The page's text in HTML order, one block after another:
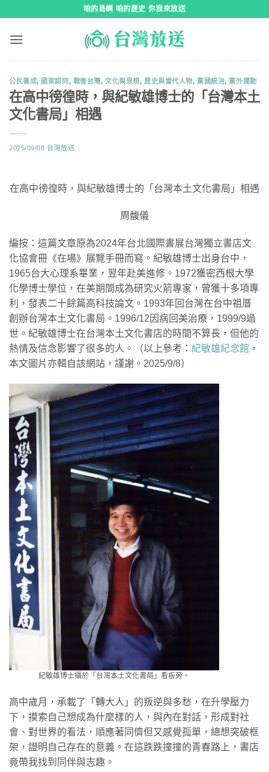
咱的島嶼 咱的歷史 你我來放送
公民養成, 國家認同, 戰後台灣,文化與思想, 歷史與當代人物,黨國統治,黨外運動
在高中徬徨時，與紀敏雄博士的「台灣本土
文化書局」相遇
2025/09/08 台灣放送
在高中徬徨時，與紀敏雄博士的「台灣本土文化書局」相遇
周馥儀
編按：這篇文章原為2024年台北國際書展台灣獨立書店文
化協會冊《在場》展覽手冊而寫。紀敏雄博士出身台中，
1965台大心理系畢業，翌年赴美進修。1972獲密西根大學
化學博士學位，在美期間成為研究火箭專家，曾獲十多項專
利，發表二十餘篇高科技論文。1993年回台灣在台中祖厝
創辦台灣本土文化書局。1996/12因病回美治療，1999/9過
世。紀敏雄博士在台灣本土文化書店的時間不算長，但他的
熱情及信念影響了很多的人。（以上參考： 紀敏雄紀念館 ，
本文圖片亦輯自該網站，謹謝。2025/9/8）
紀敏雄博士攝於「台灣本土文化書局」看板旁。
高中歲月，承載了「轉大人」的叛逆與多愁，在升學壓力
下，摸索自己想成為什麼樣的人，與內在對話，形成對社
會、對世界的看法，順應著同儕但又感覺孤單，總想突破框
架，證明自己存在的意義。在這跌跌撞撞的青春路上，書店
竟帶我找到同伴與志趣。